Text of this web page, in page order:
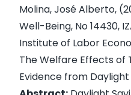
Molina, José Alberto,
Well-Being, No 14430,
Institute of Labor
The Welfare Effects of
Evidence from Daylight